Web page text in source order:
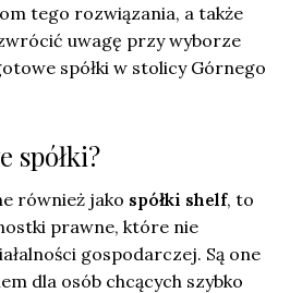
tego rozwiązania, a także
uwagę przy wyborze
spółki w stolicy Górnego
spółki?
również jako spółki shelf, to
prawne, które nie
gospodarczej. Są one
dla osób chcących szybko